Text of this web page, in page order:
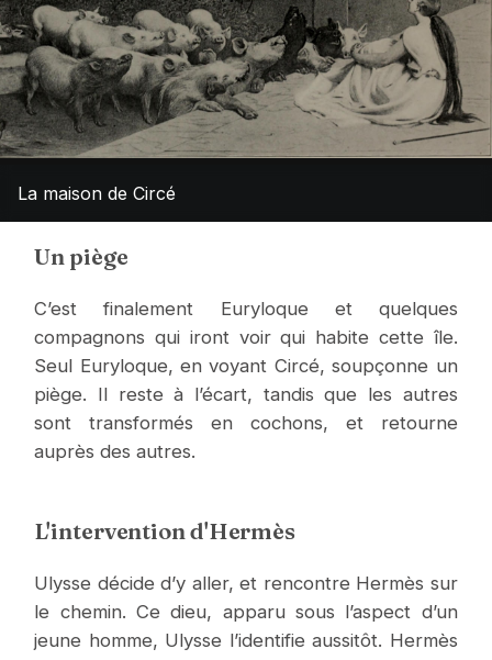
La maison de Circé
Un piège
C’est finalement Euryloque et quelques
compagnons qui iront voir qui habite cette île.
Seul Euryloque, en voyant Circé, soupçonne un
piège. Il reste à l’écart, tandis que les autres
sont transformés en cochons, et retourne
auprès des autres.
L'intervention d'Hermès
Ulysse décide d’y aller, et rencontre Hermès sur
le chemin. Ce dieu, apparu sous l’aspect d’un
jeune homme, Ulysse l’identifie aussitôt. Hermès